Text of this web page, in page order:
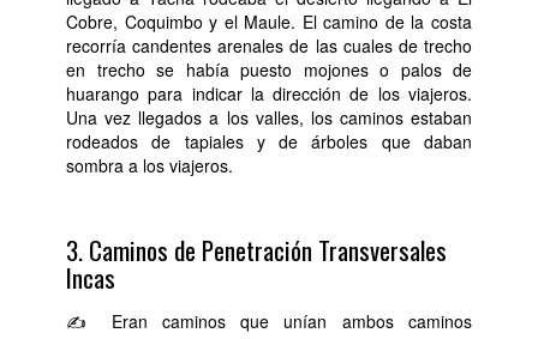
Cobre, Coquimbo y el Maule. El camino de la costa
recorría candentes arenales de las cuales de trecho
en trecho se había puesto mojones o palos de
huarango para indicar la dirección de los viajeros.
Una vez llegados a los valles, los caminos estaban
rodeados de tapiales y de árboles que daban
sombra a los viajeros.
3. Caminos de Penetración Transversales
Incas
✍ Eran caminos que unían ambos caminos